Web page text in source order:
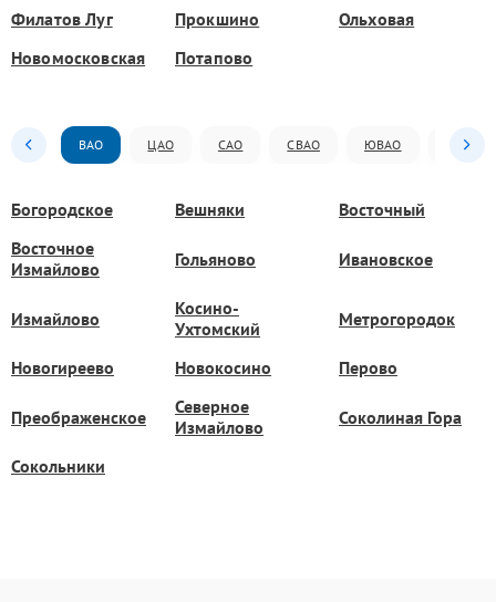
Филатов Луг Прокшино
Ольховая
Новомосковская
Потапово
ВАО ЦАО САО СВАО ЮВАО ЮАО
Богородское Вешняки
Восточный
Восточное
Измайлово
Гольяново Ивановское
Измайлово
Косино-
Ухтомский
Метрогородок
Новогиреево Новокосино Перово
Преображенское
Северное
Измайлово
Соколиная Гора
Сокольники